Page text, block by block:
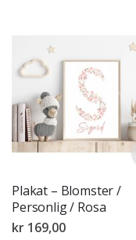
Plakat – Blomster /
Personlig / Rosa
kr 169,00